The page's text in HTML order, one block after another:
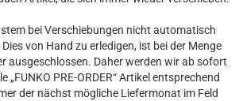
bei Verschiebungen nicht automatisch
von Hand zu erledigen, ist bei der Menge
ausgeschlossen. Daher werden wir ab sofort
„FUNKO PRE-ORDER“ Artikel entsprechend
der nächst mögliche Liefermonat im Feld